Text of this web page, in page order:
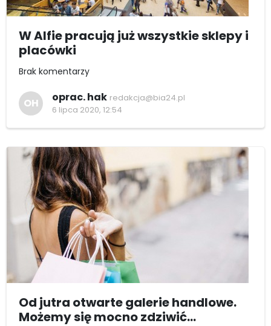
W Alfie pracują już wszystkie sklepy i
placówki
Brak komentarzy
OH oprac. hak redakcja@bia24.pl
6 lipca 2020, 12:54
Od jutra otwarte galerie handlowe.
Możemy się mocno zdziwić...